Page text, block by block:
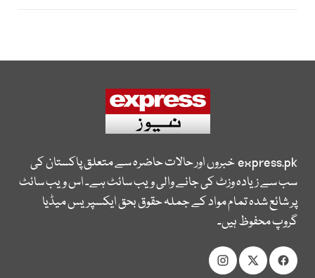
express.pkخبروں اور حالات حاضرہ سے متعلق پاکستان کی
سب سے زیادہ وزٹ کی جانے والی ویب سائٹ ہے۔ اس ویب سائٹ
پر شائع شدہ تمام مواد کے جملہ حقوق بحق ایکسپریس میڈیا
گروپ محفوظ ہیں۔